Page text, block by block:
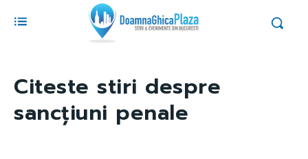
Citeste stiri despre
sancțiuni penale